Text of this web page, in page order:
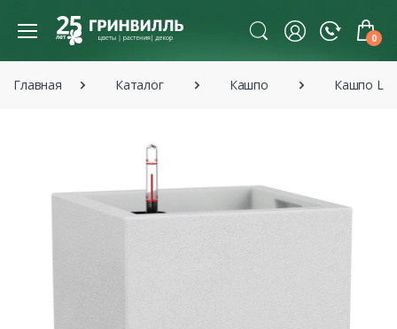
0
Главная Каталог Кашпо Кашпо